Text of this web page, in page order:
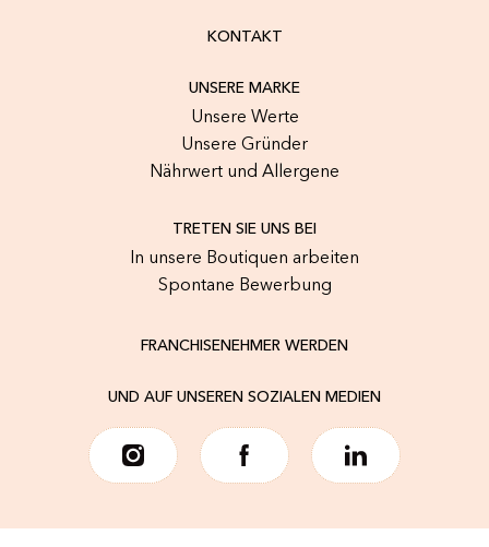
KONTAKT
UNSERE MARKE
Unsere Werte
Unsere Gründer
Nährwert und Allergene
TRETEN SIE UNS BEI
In unsere Boutiquen arbeiten
Spontane Bewerbung
FRANCHISENEHMER WERDEN
UND AUF UNSEREN SOZIALEN MEDIEN